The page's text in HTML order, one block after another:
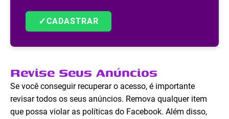
✓CADASTRAR
Revise Seus Anúncios
Se você conseguir recuperar o acesso, é importante
revisar todos os seus anúncios. Remova qualquer item
que possa violar as políticas do Facebook. Além disso,